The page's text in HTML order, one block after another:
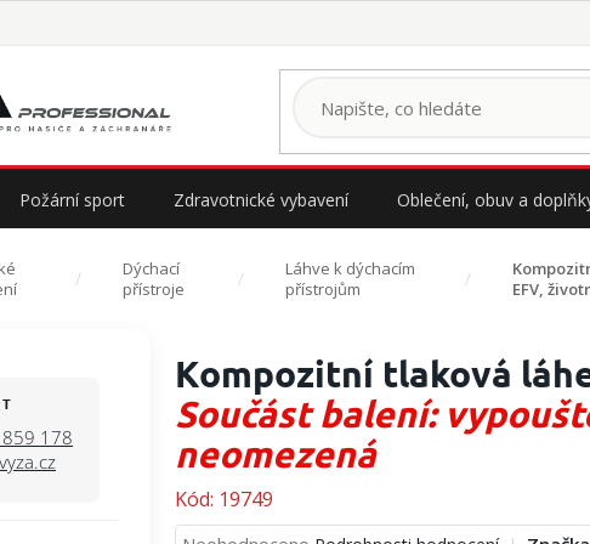
Požární sport Zdravotnické vybavení Oblečení, obuv a
Dýchací
přístroje
Láhve k dýchacím
přístrojům
EFV,
178
Kompozitní tlaková
Součást balení:
neomezená
Kód: 19749